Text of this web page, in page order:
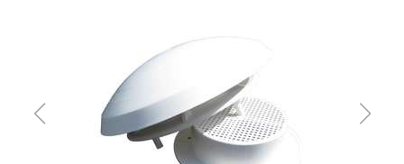
Verkstad